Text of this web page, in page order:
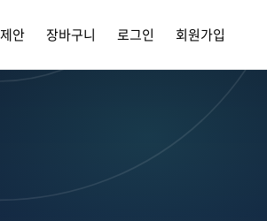
안 장바구니 로그인 회원가입